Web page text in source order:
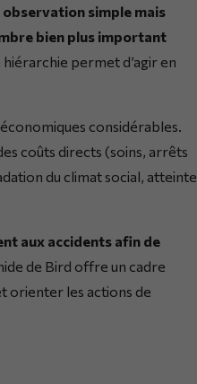
observation simple mais
bien plus important
permet d’agir en
considérables.
coûts directs (soins, arrêts
du climat social, atteinte
aux accidents afin de
de Bird offre un cadre
orienter les actions de